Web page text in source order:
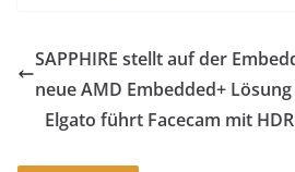
SAPPHIRE stellt auf der
neue AMD Embedded+
Elgato führt Facecam mit